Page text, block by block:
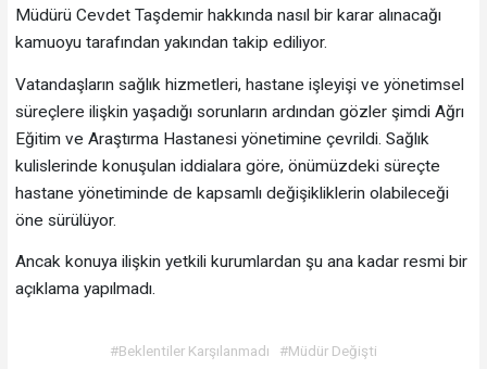
Müdürü Cevdet Taşdemir hakkında nasıl bir karar alınacağı
kamuoyu tarafından yakından takip ediliyor.
Vatandaşların sağlık hizmetleri, hastane işleyişi ve yönetimsel
süreçlere ilişkin yaşadığı sorunların ardından gözler şimdi Ağrı
Eğitim ve Araştırma Hastanesi yönetimine çevrildi. Sağlık
kulislerinde konuşulan iddialara göre, önümüzdeki süreçte
hastane yönetiminde de kapsamlı değişikliklerin olabileceği
öne sürülüyor.
Ancak konuya ilişkin yetkili kurumlardan şu ana kadar resmi bir
açıklama yapılmadı.
#Beklentiler Karşılanmadı #Müdür Değişti